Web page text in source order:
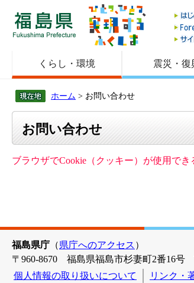
福島県
くらし・環境 震災・復
ホーム > お問い合わせ
お問い合わせ
ブラウザでCookie（クッキー）が使用で
福島県庁 （県庁へのアクセス ）
〒960-8670 福島県福島市杉妻町2番16号
個人情報の取り扱いについて
リンク・